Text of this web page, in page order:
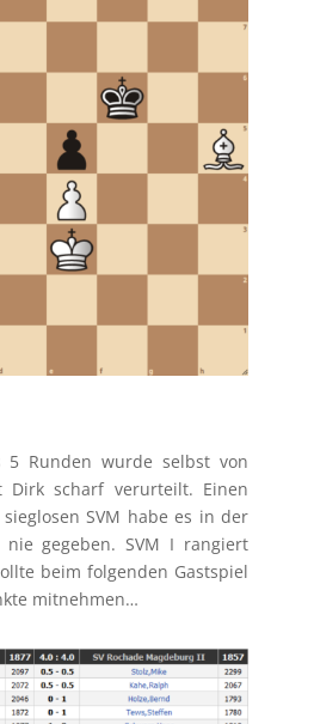
5 Runden wurde selbst von
Dirk scharf verurteilt. Einen
SVM habe es in der
nie gegeben. SVM I rangiert
beim folgenden Gastspiel
mitnehmen…